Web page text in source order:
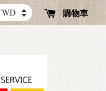
購物車